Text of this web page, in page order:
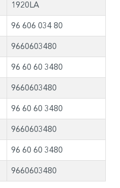
1920LA
96 606 034 80
9660603480
96 60 60 3480
9660603480
96 60 60 3480
9660603480
96 60 60 3480
9660603480